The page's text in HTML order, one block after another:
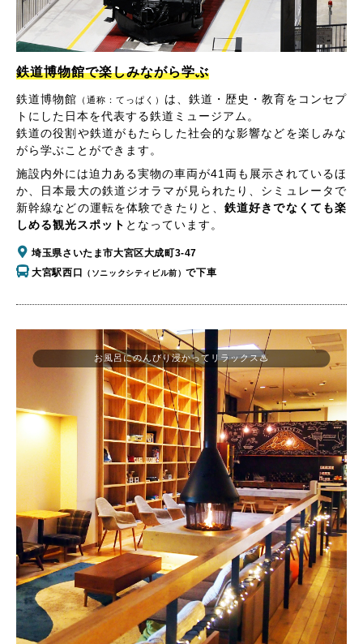
鉄道博物館で楽しみながら学ぶ
鉄道博物館 （通称：てっぱく） は、鉄道・歴史・教育をコンセプ
トにした日本を代表する鉄道ミュージアム。
鉄道の役割や鉄道がもたらした社会的な影響などを楽しみな
がら学ぶことができます。
施設内外には迫力ある実物の車両が41両も展示されているほ
か、日本最大の鉄道ジオラマが見られたり、シミュレータで
新幹線などの運転を体験できたりと、 鉄道好きでなくても楽
しめる観光スポット となっています。
埼玉県さいたま市大宮区大成町3-47
大宮駅西口
（ソニックシティビル前）で下車
お風呂にのんびり浸かってリラックス♨